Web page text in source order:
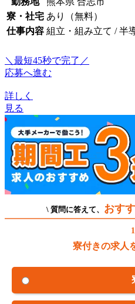
寮・社宅 あり（無料）
仕事内容 組立・組み立て / 半
＼最短45秒で完了／
応募へ進む
詳しく
見る
\ 質問に答えて、 おす
寮付きの求人